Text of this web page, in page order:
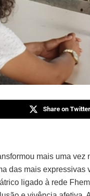
Share on Twitter
mais uma vez
das mais expressivas
ligado à rede